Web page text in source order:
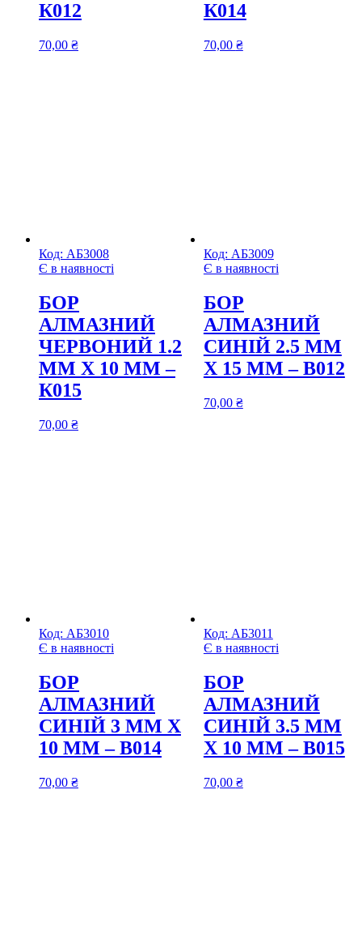
К012
70,00 ₴
К014
70,00 ₴
Код: АБ3008
Є в наявності
БОР
АЛМАЗНИЙ
ЧЕРВОНИЙ 1.2
ММ Х 10 ММ –
К015
70,00 ₴
Код: АБ3009
Є в наявності
БОР
АЛМАЗНИЙ
СИНІЙ 2.5 ММ
Х 15 ММ – В012
70,00 ₴
Код: АБ3010
Є в наявності
БОР
АЛМАЗНИЙ
СИНІЙ 3 ММ Х
10 ММ – В014
70,00 ₴
Код: АБ3011
Є в наявності
БОР
АЛМАЗНИЙ
СИНІЙ 3.5 ММ
Х 10 ММ – В015
70,00 ₴